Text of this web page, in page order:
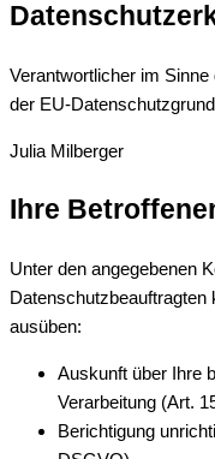
Verantwortlicher im
der EU-
Julia Milberger
Ihre
Unter den angegebenen
Datenschutzbeauftragten
ausüben:
Auskunft über Ihre
Verarbeitung (Art.
Berichtigung